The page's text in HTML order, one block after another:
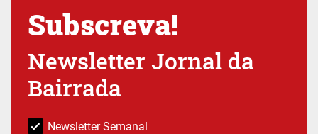
Subscreva!
Newsletter Jornal da
Bairrada
Newsletter Semanal